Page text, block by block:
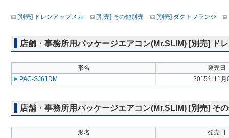
[別売] ドレンアップメカ [別売] その他別売 [別売] ダクトフランジ
店舗・事務所用パッケージエアコン(Mr.SLIM) [別売] ド
形名
発売日
PAC-SJ61DM
2015年11月
店舗・事務所用パッケージエアコン(Mr.SLIM) [別売] そ
形名
発売日